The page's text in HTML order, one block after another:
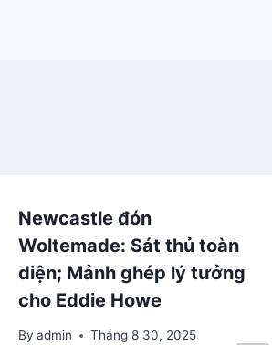
Newcastle đón
Woltemade: Sát thủ toàn
diện; Mảnh ghép lý tưởng
cho Eddie Howe
By admin Tháng 8 30, 2025